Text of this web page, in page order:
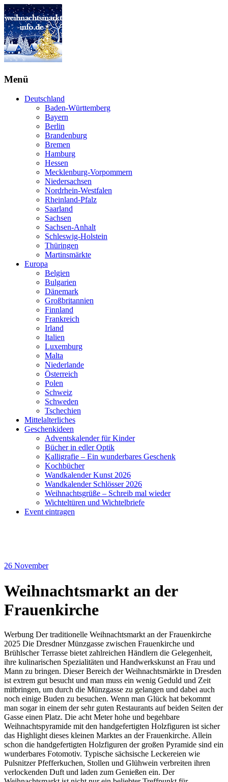
Menü
Deutschland
Baden-Württemberg
Bayern
Berlin
Brandenburg
Bremen
Hamburg
Hessen
Mecklenburg-Vorpommern
Niedersachsen
Nordrhein-Westfalen
Rheinland-Pfalz
Saarland
Sachsen
Sachsen-Anhalt
Schleswig-Holstein
Thüringen
Martinsmärkte
Europa
Belgien
Bulgarien
Dänemark
Großbritannien
Finnland
Frankreich
Irland
Italien
Luxemburg
Malta
Niederlande
Österreich
Polen
Schweiz
Schweden
Tschechien
Mittelalterliches
Geschenkideen
Adventskalender für Kinder
Bücher in edler Optik
Kalligrafie – Ein wunderbares Geschenk
Kochbücher
Wandkalender Kunst 2026
Wandkalender Schlösser 2026
Weihnachtsgrüße – Schreib mal wieder
Wichteltüren und Wichtelbriefe
Event eintragen
26 November
Weihnachtsmarkt an der
Frauenkirche
Werbung Der traditionelle Weihnachtsmarkt an der Frauenkirche
2025 Die Dresdner Münzgasse zwischen Frauenkirche und
Brühlscher Terrasse bietet zahlreichen Händlern die Gelegenheit,
ihre kulinarischen Spezialitäten und Handwerkskunst an Frau und
Mann zu bringen. Dieser Bereich der Weihnachtsmärkte in Dresden
ist extrem gut besucht und man muss ein wenig Geduld und Zeit
mitbringen, um durch die Münzgasse zu gelangen und dabei auch
noch einige Buden zu besuchen. Wenn man Glück hat bekommt
man sogar in einem der sehr guten Restaurants auf beiden Seiten der
Gasse einen Platz. Die acht Meter hohe und begehbare
Weihnachtspyramide mit den handgefertigten Holzfiguren ist sicher
das Highlight dieses kleinen Marktes an der Frauenkirche. Allein
schon die handgefertigten Holzfiguren der großen Pyramide sind ein
wunderbares Fotomotiv. Typische sächsische Leckereien wie
Pulsnitzer Pfefferkuchen, Stollen und Glühwein verbreiten ihren
verlockenden Duft und laden zum Genießen ein. Der